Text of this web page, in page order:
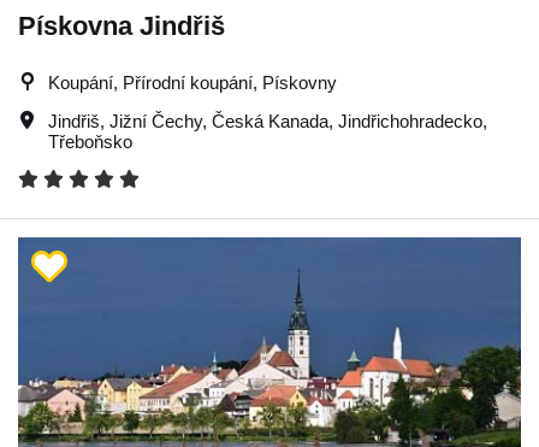
Pískovna Jindřiš
Koupání, Přírodní koupání, Pískovny
Jindřiš, Jižní Čechy, Česká Kanada, Jindřichohradecko,
Třeboňsko